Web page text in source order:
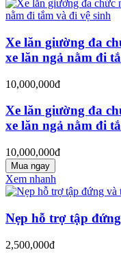
Xe lăn giường đa
xe lăn ngả nằm đi
10,000,000đ
Xe lăn giường đa
xe lăn ngả nằm đi
10,000,000đ
Mua ngay
Xem nhanh
Nẹp hỗ trợ tập
2,500,000đ